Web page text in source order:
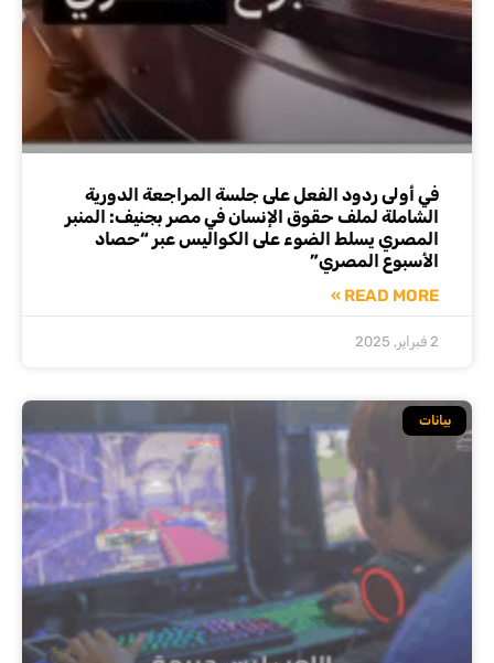
في أولى ردود الفعل على جلسة المراجعة الدورية
الشاملة لملف حقوق الإنسان في مصر بجنيف: المنبر
المصري يسلط الضوء على الكواليس عبر “حصاد
الأسبوع المصري”
READ MORE »
2 فبراير, 2025
بيانات